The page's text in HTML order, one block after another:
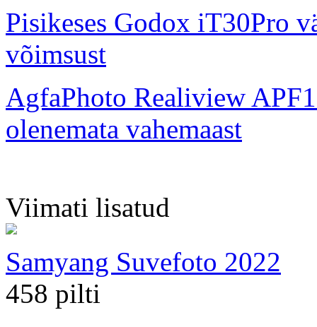
Pisikeses Godox iT30Pro
võimsust
AgfaPhoto Realiview
olenemata vahemaast
Viimati lisatud
Samyang Suvefoto 2022
458 pilti